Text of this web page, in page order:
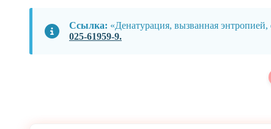
Ссылка: «Денатурация, вызванная энтропией,
025-61959-9.